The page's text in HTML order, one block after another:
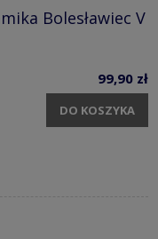
Bolesławiec V
99,90 zł
DO KOSZYKA